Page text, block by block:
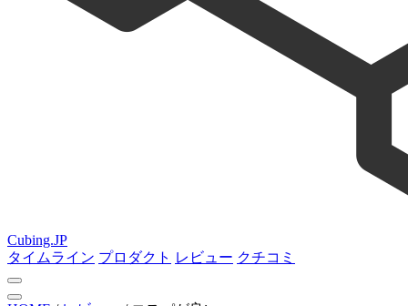
Cubing.JP
タイムライン プロダクト レビュー クチコミ